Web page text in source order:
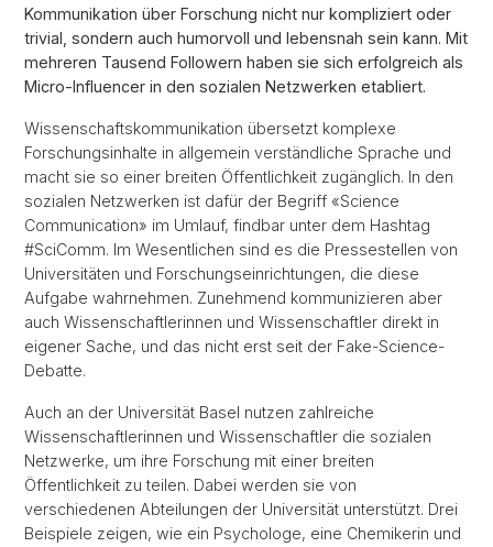
Kommunikation über Forschung nicht nur kompliziert oder
trivial, sondern auch humorvoll und lebensnah sein kann. Mit
mehreren Tausend Followern haben sie sich erfolgreich als
Micro-Influencer in den sozialen Netzwerken etabliert.
Wissenschaftskommunikation übersetzt komplexe
Forschungsinhalte in allgemein verständliche Sprache und
macht sie so einer breiten Öffentlichkeit zugänglich. In den
sozialen Netzwerken ist dafür der Begriff «Science
Communication» im Umlauf, findbar unter dem Hashtag
#SciComm. Im Wesentlichen sind es die Pressestellen von
Universitäten und Forschungseinrichtungen, die diese
Aufgabe wahrnehmen. Zunehmend kommunizieren aber
auch Wissenschaftlerinnen und Wissenschaftler direkt in
eigener Sache, und das nicht erst seit der Fake-Science-
Debatte.
Auch an der Universität Basel nutzen zahlreiche
Wissenschaftlerinnen und Wissenschaftler die sozialen
Netzwerke, um ihre Forschung mit einer breiten
Öffentlichkeit zu teilen. Dabei werden sie von
verschiedenen Abteilungen der Universität unterstützt. Drei
Beispiele zeigen, wie ein Psychologe, eine Chemikerin und